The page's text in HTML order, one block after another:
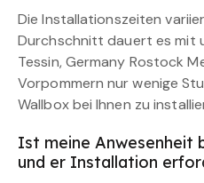
Die Installationszeiten
Durchschnitt dauert es mit
Tessin, Germany Rostock
Vorpommern nur wenige
Wallbox bei Ihnen zu
Ist meine Anwesenheit
und er Installation